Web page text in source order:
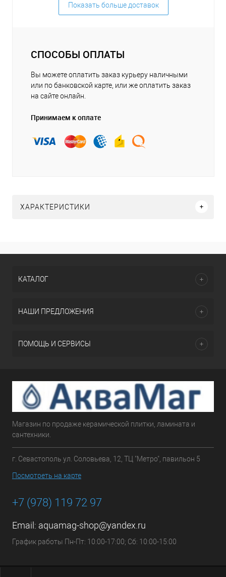
Показать больше доставок
СПОСОБЫ ОПЛАТЫ
Вы можете оплатить заказ курьеру наличными
или по банковской карте, или же оплатить заказ
на сайте онлайн.
Принимаем к оплате
ХАРАКТЕРИСТИКИ
КАТАЛОГ
НАШИ ПРЕДЛОЖЕНИЯ
ПОМОЩЬ И СЕРВИСЫ
Магазин по продаже керамической плитки, ламината и
сантехники.
г. Севастополь ул. Соловьева, 12, ТЦ "Метро", павильон 5
Посмотреть на карте
+7 (978) 119 72 97
Email: aquamag-shop@yandex.ru
График работы Пн-Пт: 10:00-17:00; Сб: 10:00-15:00